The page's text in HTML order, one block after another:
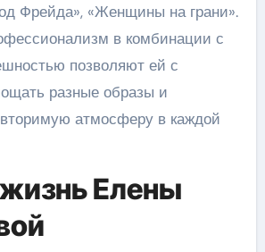
Фрейда», «Женщины на грани».
в комбинации с
позволяют ей с
разные образы и
атмосферу в каждой
Елены